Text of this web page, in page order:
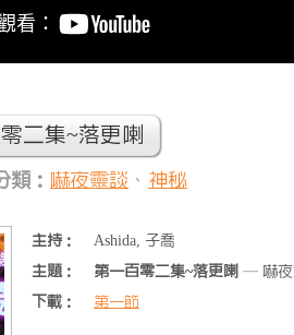
二集~落更喇
類： 嚇夜靈談 、 神秘
主持：
Ashida, 子喬
主題：
第一百零二集~落更喇 — 嚇夜
下載：
第一節